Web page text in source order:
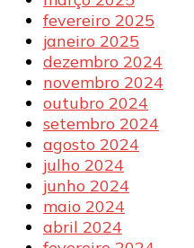
fevereiro 2025
janeiro 2025
dezembro 2024
novembro 2024
outubro 2024
setembro 2024
agosto 2024
julho 2024
junho 2024
maio 2024
abril 2024